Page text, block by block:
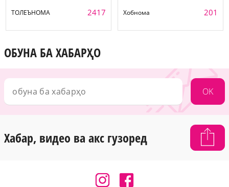
ТОЛЕЪНОМА 2417 Хобнома 201
ОБУНА БА ХАБАРҲО
OK
Хабар, видео ва акс гузоред